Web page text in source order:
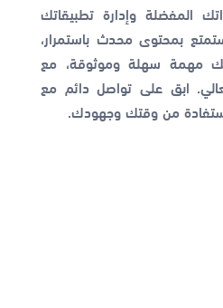
المفضلة وإدارة تطبيقاتك
بمحتوى محدث باستمرار،
مهمة سهلة وموثوقة، مع
ابق على تواصل دائم مع
من وقتك وجهودك.